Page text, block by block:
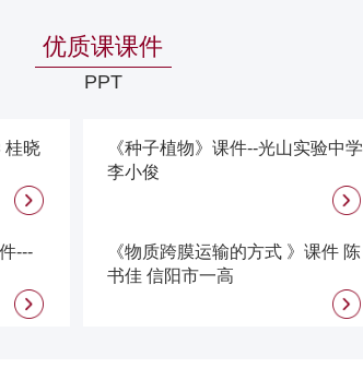
优质课课件
PPT
桂晓
《种子植物》课件--光山实验中学
李小俊
---
《物质跨膜运输的方式 》课件 陈
书佳 信阳市一高